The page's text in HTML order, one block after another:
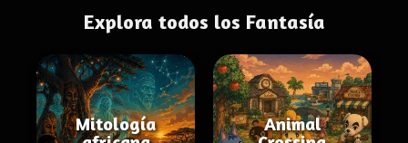
Explora todos los Fantasía
Mitología
Animal